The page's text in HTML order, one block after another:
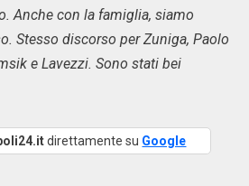
Anche con la famiglia, siamo
Stesso discorso per Zuniga, Paolo
e Lavezzi. Sono stati bei
direttamente su Google